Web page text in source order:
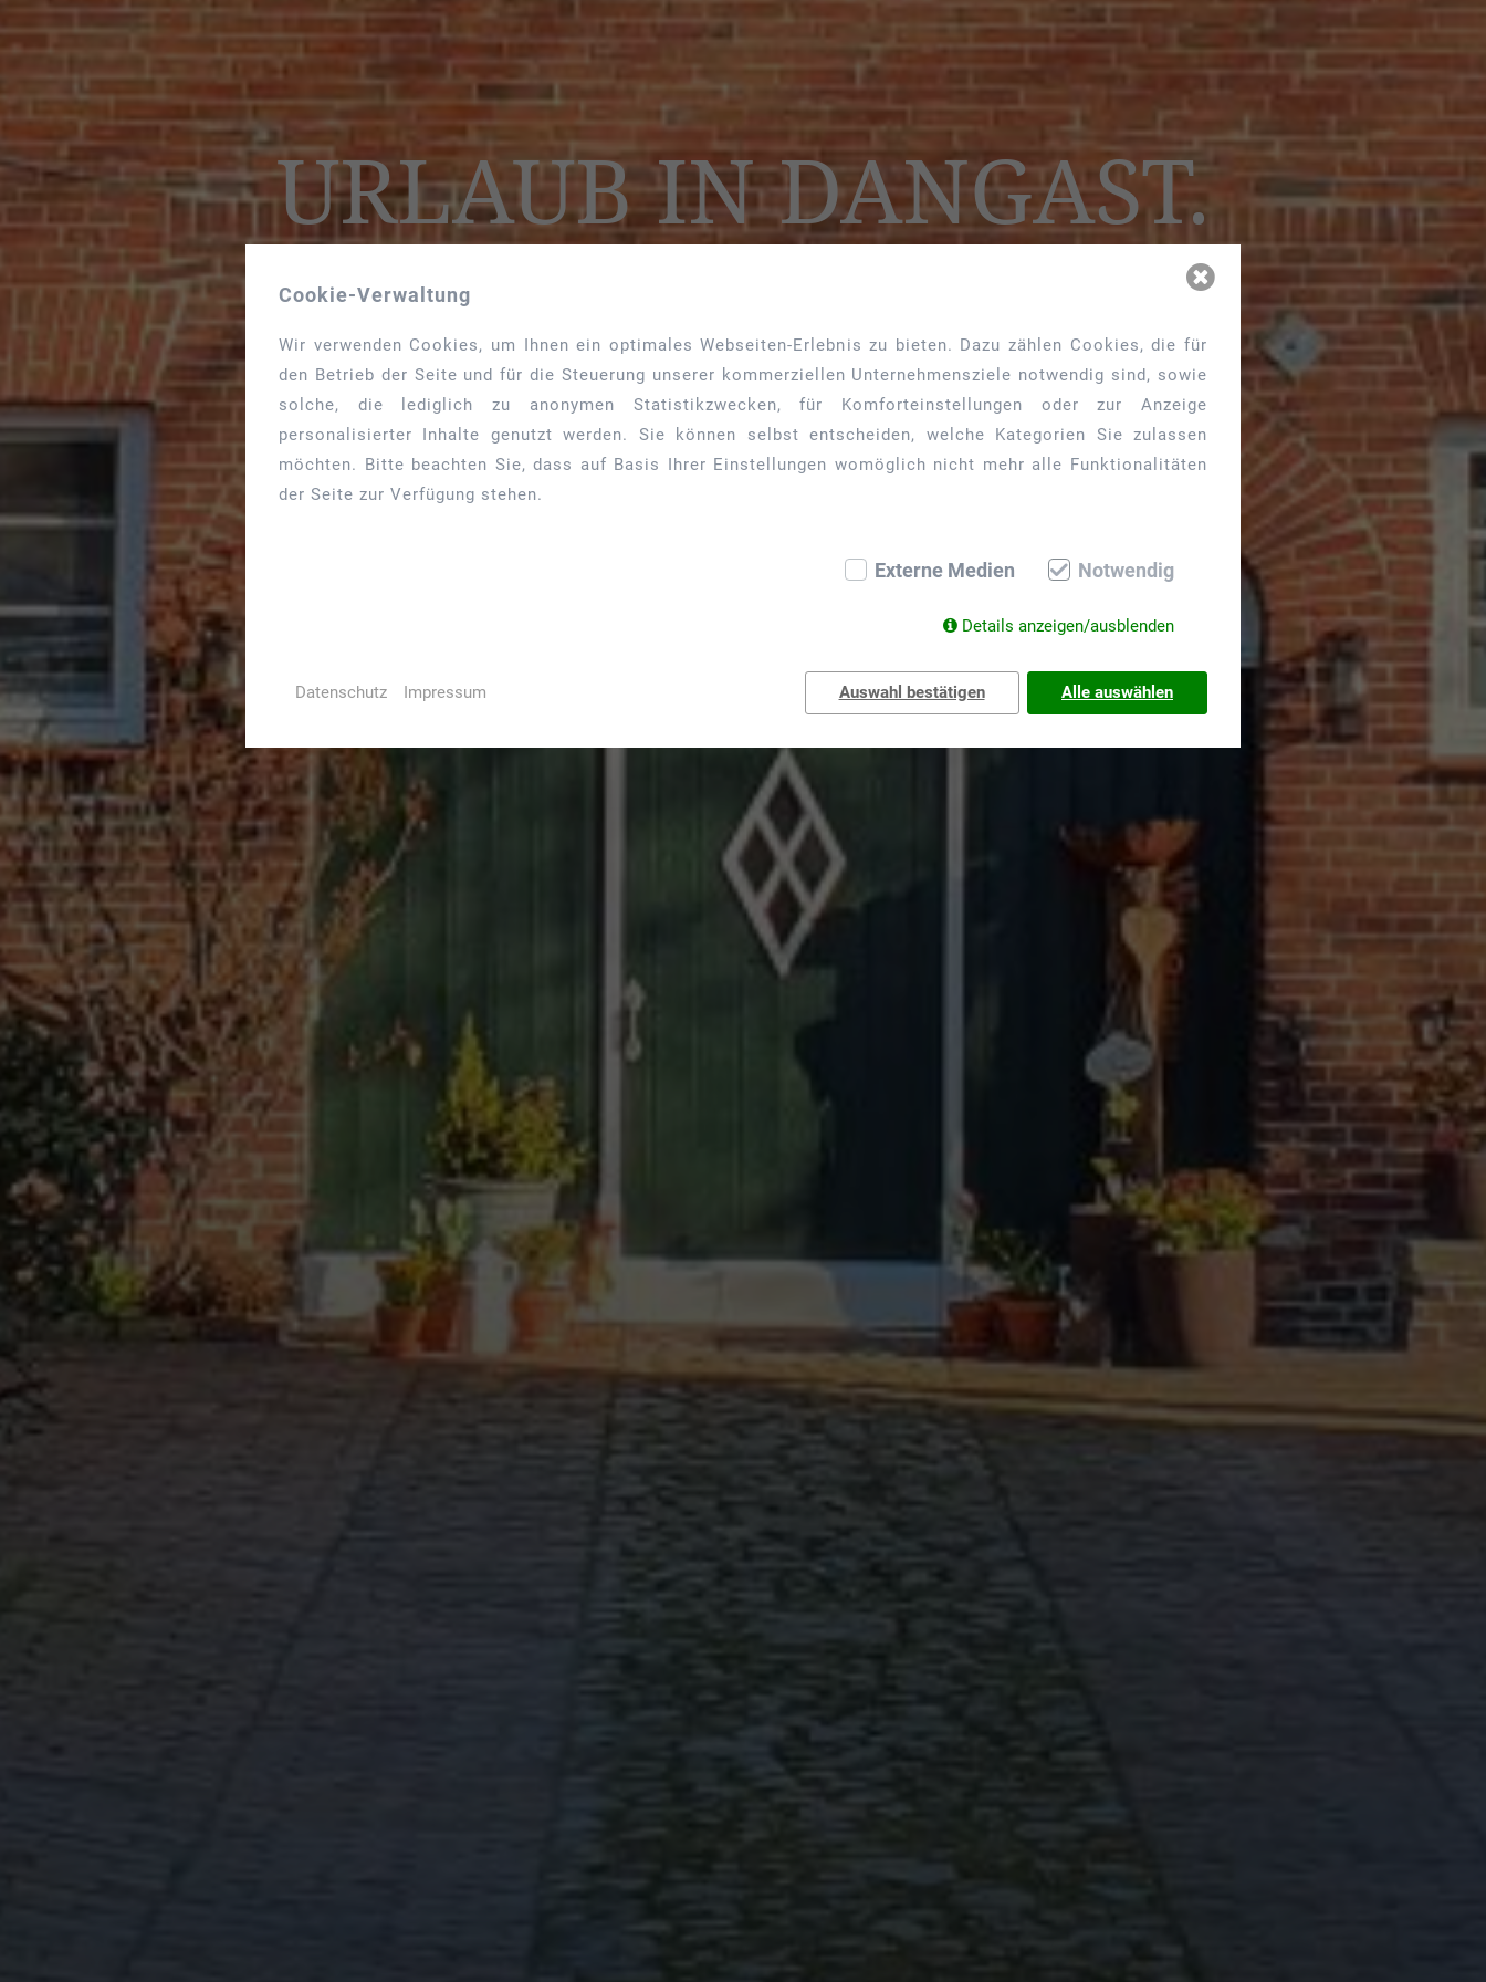
URLAUB IN DANGAST.
Cookie-Verwaltung
Wir verwenden Cookies, um Ihnen ein optimales Webseiten-Erlebnis zu bieten. Dazu zählen Cookies, die für
den Betrieb der Seite und für die Steuerung unserer kommerziellen Unternehmensziele notwendig sind, sowie
solche, die lediglich zu anonymen Statistikzwecken, für Komforteinstellungen oder zur Anzeige
personalisierter Inhalte genutzt werden. Sie können selbst entscheiden, welche Kategorien Sie zulassen
möchten. Bitte beachten Sie, dass auf Basis Ihrer Einstellungen womöglich nicht mehr alle Funktionalitäten
der Seite zur Verfügung stehen.
Externe Medien Notwendig
Details anzeigen/ausblenden
Auswahl bestätigen Alle auswählen
Datenschutz Impressum